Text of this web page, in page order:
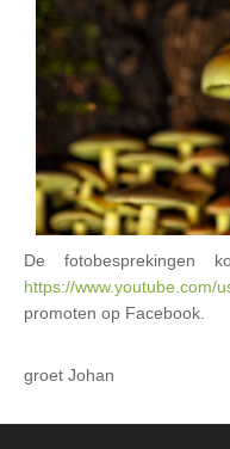
De fotobesprekingen
https://www.youtube.com/
promoten op Facebook.
groet Johan